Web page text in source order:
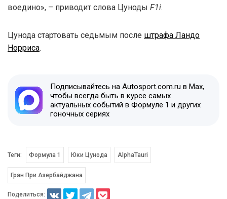
воедино», – приводит слова Цуноды F1i.
Цунода стартовать седьмым после штрафа Ландо
Норриса.
Подписывайтесь на Autosport.com.ru в Max,
чтобы всегда быть в курсе самых
актуальных событий в Формуле 1 и других
гоночных сериях
Теги: Формула 1 Юки Цунода AlphaTauri
Гран При Азербайджана
Поделиться: